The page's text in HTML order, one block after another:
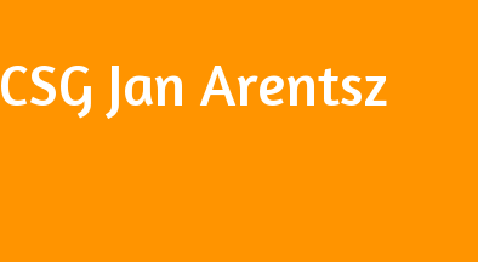
CSG Jan Arentsz